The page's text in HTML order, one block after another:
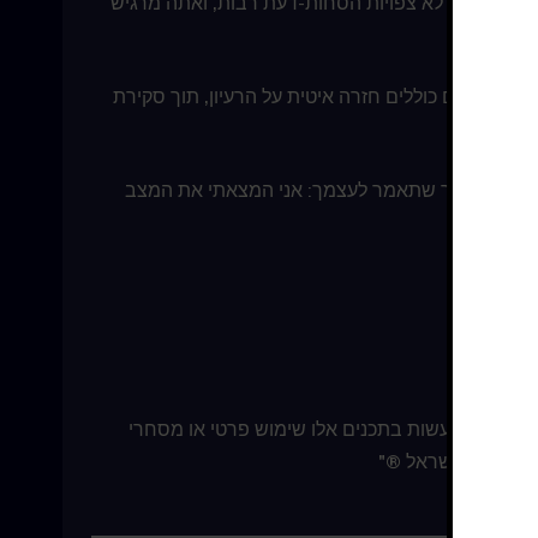
הקצרים כוללים חזרה איטית על הרעיון, תוך סקירת
על-ידי כך שתאמר לעצמך: אני המצאתי את המצב
אין לעשות בתכנים אלו שימוש פרטי או מסחרי
– ישראל ®"